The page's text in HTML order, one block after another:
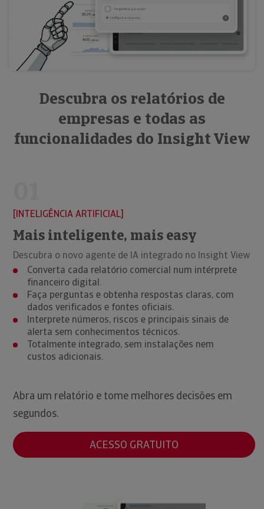
Descubra os relatórios de
empresas e todas as
funcionalidades do Insight View
INTELIGÊNCIA ARTIFICIAL
Mais inteligente, mais easy
Descubra o novo agente de IA integrado no Insight View
Converta cada relatório comercial num intérprete
financeiro digital.
Faça perguntas e obtenha respostas claras, com
dados verificados e fontes oficiais.
Interprete números, riscos e principais sinais de
alerta sem conhecimentos técnicos.
Totalmente integrado, sem instalações nem
custos adicionais.
Abra um relatório e tome melhores decisões em
segundos.
ACESSO GRATUITO